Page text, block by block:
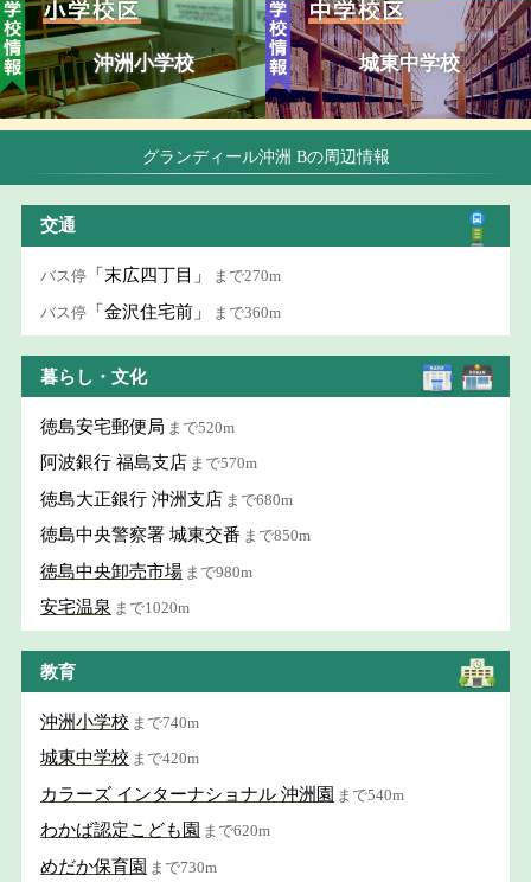
沖洲小学校 城東中学校
グランディール沖洲 Bの周辺情報
交通
バス停 「末広四丁目」 まで270m
バス停 「金沢住宅前」 まで360m
暮らし・文化
徳島安宅郵便局 まで520m
阿波銀行 福島支店 まで570m
徳島大正銀行 沖洲支店 まで680m
徳島中央警察署 城東交番 まで850m
徳島中央卸売市場 まで980m
安宅温泉 まで1020m
教育
沖洲小学校 まで740m
城東中学校 まで420m
カラーズ インターナショナル 沖洲園 まで540m
わかば認定こども園 まで620m
めだか保育園 まで730m